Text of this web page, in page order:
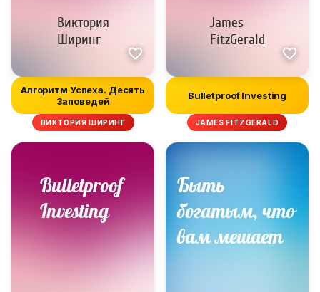
Алгоритм Успеха. Десять
Заповедей
ВИКТОРИЯ ШИРИНГ
Bulletproof Investing
JAMES FITZGERALD